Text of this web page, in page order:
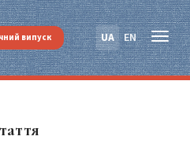
UA EN
випуск